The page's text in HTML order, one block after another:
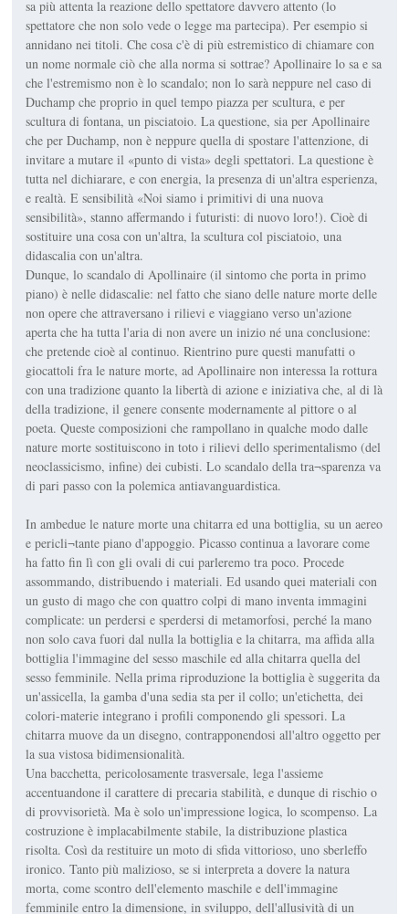
sa più attenta la reazione dello spettatore davvero attento (lo
spettatore che non solo vede o legge ma partecipa). Per esempio si
annidano nei titoli. Che cosa c'è di più estremistico di chiamare con
un nome normale ciò che alla norma si sottrae? Apollinaire lo sa e sa
che l'estremismo non è lo scandalo; non lo sarà neppure nel caso di
Duchamp che proprio in quel tempo piazza per scultura, e per
scultura di fontana, un pisciatoio. La questione, sia per Apollinaire
che per Duchamp, non è neppure quella di spostare l'attenzione, di
invitare a mutare il «punto di vista» degli spettatori. La questione è
tutta nel dichiarare, e con energia, la presenza di un'altra esperienza,
e realtà. E sensibilità «Noi siamo i primitivi di una nuova
sensibilità», stanno affermando i futuristi: di nuovo loro!). Cioè di
sostituire una cosa con un'altra, la scultura col pisciatoio, una
didascalia con un'altra.
Dunque, lo scandalo di Apollinaire (il sintomo che porta in primo
piano) è nelle didascalie: nel fatto che siano delle nature morte delle
non opere che attraversano i rilievi e viaggiano verso un'azione
aperta che ha tutta l'aria di non avere un inizio né una conclusione:
che pretende cioè al continuo. Rientrino pure questi manufatti o
giocattoli fra le nature morte, ad Apollinaire non interessa la rottura
con una tradizione quanto la libertà di azione e iniziativa che, al di là
della tradizione, il genere consente modernamente al pittore o al
poeta. Queste composizioni che rampollano in qualche modo dalle
nature morte sostituiscono in toto i rilievi dello sperimentalismo (del
neoclassicismo, infine) dei cubisti. Lo scandalo della tra¬sparenza va
di pari passo con la polemica antiavanguardistica.
In ambedue le nature morte una chitarra ed una bottiglia, su un aereo
e pericli¬tante piano d'appoggio. Picasso continua a lavorare come
ha fatto fin lì con gli ovali di cui parleremo tra poco. Procede
assommando, distribuendo i materiali. Ed usando quei materiali con
un gusto di mago che con quattro colpi di mano inventa immagini
complicate: un perdersi e sperdersi di metamorfosi, perché la mano
non solo cava fuori dal nulla la bottiglia e la chitarra, ma affida alla
bottiglia l'immagine del sesso maschile ed alla chitarra quella del
sesso femminile. Nella prima riproduzione la bottiglia è suggerita da
un'assicella, la gamba d'una sedia sta per il collo; un'etichetta, dei
colori-materie integrano i profili componendo gli spessori. La
chitarra muove da un disegno, contrapponendosi all'altro oggetto per
la sua vistosa bidimensionalità.
Una bacchetta, pericolosamente trasversale, lega l'assieme
accentuandone il carattere di precaria stabilità, e dunque di rischio o
di provvisorietà. Ma è solo un'impressione logica, lo scompenso. La
costruzione è implacabilmente stabile, la distribuzione plastica
risolta. Così da restituire un moto di sfida vittorioso, uno sberleffo
ironico. Tanto più malizioso, se si interpreta a dovere la natura
morta, come scontro dell'elemento maschile e dell'immagine
femminile entro la dimensione, in sviluppo, dell'allusività di un